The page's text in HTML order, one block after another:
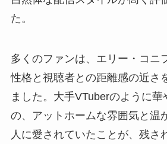
た。
多くのファンは、エリー・コニ
性格と視聴者との距離感の近さ
ました。大手VTuberのように
の、アットホームな雰囲気と温
人に愛されていたことが、残さ